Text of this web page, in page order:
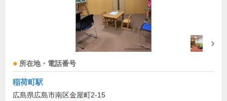
所在地・電話番号
稲荷町駅
広島県広島市南区金屋町2-15